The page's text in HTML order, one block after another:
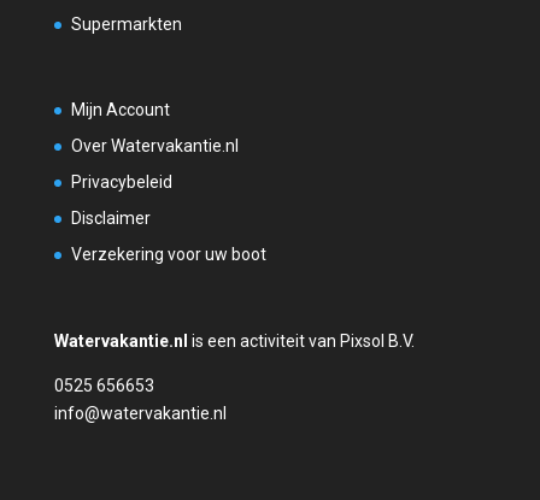
Supermarkten
Mijn Account
Over Watervakantie.nl
Privacybeleid
Disclaimer
Verzekering voor uw boot
Watervakantie.nl is een activiteit van Pixsol B.V.
0525 656653
info@watervakantie.nl